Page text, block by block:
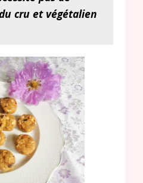
cru et végétalien